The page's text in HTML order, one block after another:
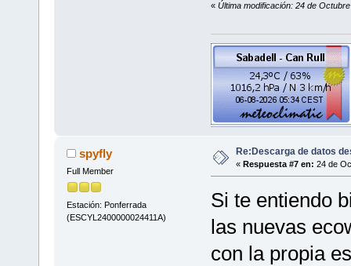
« Última modificación: 24 de
spyfly
Full Member
Estación: Ponferrada
(ESCYL2400000024411A)
Re:Descarga de datos
« Respuesta #7 en: 24 de
Si te entiendo
las nuevas
con la propia